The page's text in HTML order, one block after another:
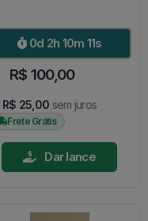
0d 2h 10m 9s
R$ 100,00
R$ 25,00 sem juros
Frete Grátis
Dar lance